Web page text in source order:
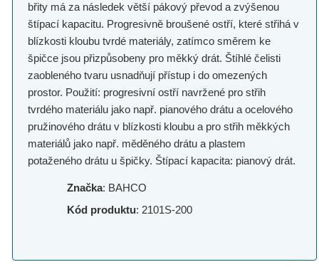
břity má za následek větší pákový převod a zvýšenou
štípací kapacitu. Progresivně broušené ostří, které střihá v
blízkosti kloubu tvrdé materiály, zatímco směrem ke
špičce jsou přizpůsobeny pro měkký drát. Štíhlé čelisti
zaobleného tvaru usnadňují přístup i do omezených
prostor. Použití: progresivní ostří navržené pro střih
tvrdého materiálu jako např. pianového drátu a ocelového
pružinového drátu v blízkosti kloubu a pro střih měkkých
materiálů jako např. měděného drátu a plastem
potaženého drátu u špičky. Štípací kapacita: pianový drát.
Značka: BAHCO
Kód produktu: 2101S-200